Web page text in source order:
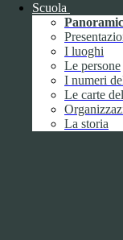
Scuola
I luoghi
Le persone
I numeri
Le carte
La storia